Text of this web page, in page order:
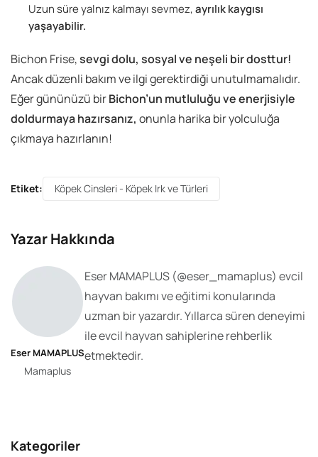
Uzun süre yalnız kalmayı sevmez,ayrılık kaygısı
yaşayabilir.
Bichon Frise,sevgi dolu, sosyal ve neşeli bir dosttur!
Ancak düzenli bakım ve ilgi gerektirdiği unutulmamalıdır.
Eğer gününüzü birBichon’un mutluluğu ve enerjisiyle
doldurmaya hazırsanız, onunla harika bir yolculuğa
çıkmaya hazırlanın!
Etiket: Köpek Cinsleri - Köpek Irk ve Türleri
Yazar Hakkında
Eser MAMAPLUS
Mamaplus
Eser MAMAPLUS (@eser_mamaplus) evcil
hayvan bakımı ve eğitimi konularında
uzman bir yazardır. Yıllarca süren deneyimi
ile evcil hayvan sahiplerine rehberlik
etmektedir.
Kategoriler